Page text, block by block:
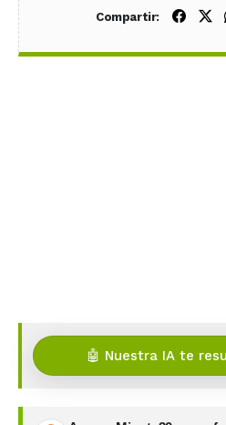
Compartir:
🤖 Nuestra IA te